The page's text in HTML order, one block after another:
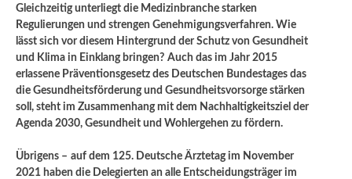
Gleichzeitig unterliegt die Medizinbranche starken
Regulierungen und strengen Genehmigungsverfahren. Wie
lässt sich vor diesem Hintergrund der Schutz von Gesundheit
und Klima in Einklang bringen? Auch das im Jahr 2015
erlassene Präventionsgesetz des Deutschen Bundestages das
die Gesundheitsförderung und Gesundheitsvorsorge stärken
soll, steht im Zusammenhang mit dem Nachhaltigkeitsziel der
Agenda 2030, Gesundheit und Wohlergehen zu fördern.
Übrigens – auf dem 125. Deutsche Ärztetag im November
2021 haben die Delegierten an alle Entscheidungsträger im